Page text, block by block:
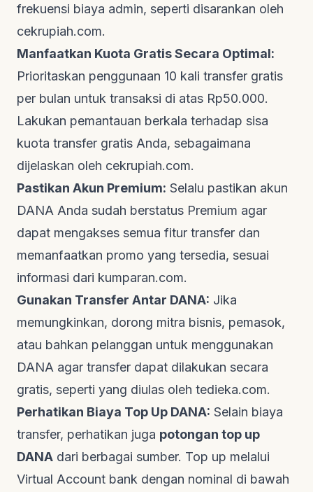
frekuensi biaya admin, seperti disarankan oleh
cekrupiah.com.
Manfaatkan Kuota Gratis Secara Optimal:
Prioritaskan penggunaan 10 kali transfer gratis
per bulan untuk transaksi di atas Rp50.000.
Lakukan pemantauan berkala terhadap sisa
kuota transfer gratis Anda, sebagaimana
dijelaskan oleh cekrupiah.com.
Pastikan Akun Premium: Selalu pastikan akun
DANA Anda sudah berstatus Premium agar
dapat mengakses semua fitur transfer dan
memanfaatkan promo yang tersedia, sesuai
informasi dari kumparan.com.
Gunakan Transfer Antar DANA: Jika
memungkinkan, dorong mitra bisnis, pemasok,
atau bahkan pelanggan untuk menggunakan
DANA agar transfer dapat dilakukan secara
gratis, seperti yang diulas oleh tedieka.com.
Perhatikan Biaya Top Up DANA: Selain biaya
transfer, perhatikan juga potongan top up
DANA dari berbagai sumber. Top up melalui
Virtual Account bank dengan nominal di bawah